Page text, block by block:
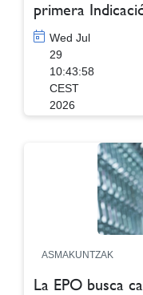
primera
Wed Jul
29
10:43:58
CEST
2026
ASMAKUNTZAK
La EPO busca